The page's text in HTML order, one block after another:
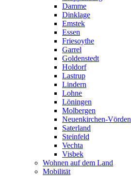
Damme
Dinklage
Emstek
Essen
Friesoythe
Garrel
Goldenstedt
Holdorf
Lastrup
Lindern
Lohne
Löningen
Molbergen
Neuenkirchen-Vörden
Saterland
Steinfeld
Vechta
Visbek
Wohnen auf dem Land
Mobilität